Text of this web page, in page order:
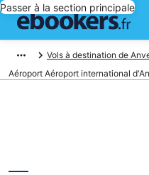
Passer à la section principale
Vols à destination de
Aéroport Aéroport international